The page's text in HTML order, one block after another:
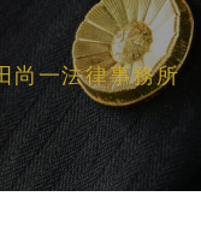
尚一法律事務所